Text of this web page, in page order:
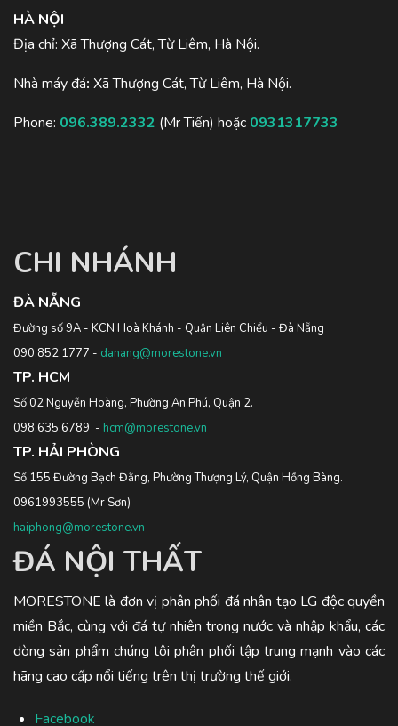
HÀ NỘI
Địa chỉ: Xã Thượng Cát, Từ Liêm, Hà Nội.
Nhà máy đá: Xã Thượng Cát, Từ Liêm, Hà Nội.
Phone: 096.389.2332 (Mr Tiến) hoặc 0931317733
CHI NHÁNH
ĐÀ NẴNG
Đường số 9A - KCN Hoà Khánh - Quận Liên Chiểu - Đà Nẵng
090.852.1777 - danang@morestone.vn
TP. HCM
Số 02 Nguyễn Hoàng, Phường An Phú, Quận 2.
098.635.6789 - hcm@morestone.vn
TP. HẢI PHÒNG
Số 155 Đường Bạch Đằng, Phường Thượng Lý, Quận Hồng Bàng.
0961993555 (Mr Sơn)
haiphong@morestone.vn
ĐÁ NỘI THẤT
MORESTONE là đơn vị phân phối đá nhân tạo LG độc quyền
miền Bắc, cùng với đá tự nhiên trong nước và nhập khẩu, các
dòng sản phẩm chúng tôi phân phối tập trung mạnh vào các
hãng cao cấp nổi tiếng trên thị trường thế giới.
Facebook